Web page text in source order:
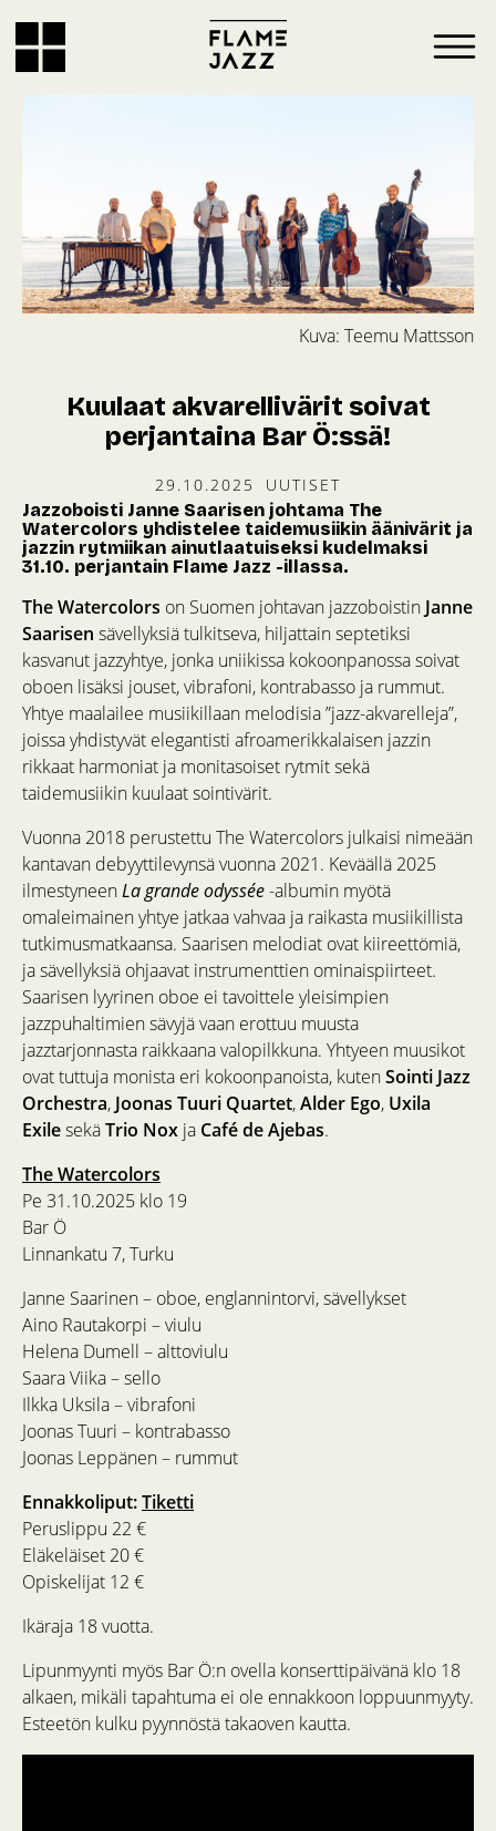
Kuva: Teemu Mattsson
Kuulaat akvarellivärit soivat
perjantaina Bar Ö:ssä!
29.10.2025
UUTISET
Jazzoboisti Janne Saarisen johtama The
Watercolors yhdistelee taidemusiikin äänivärit ja
jazzin rytmiikan ainutlaatuiseksi kudelmaksi
31.10. perjantain Flame Jazz -illassa.
The Watercolors on Suomen johtavan jazzoboistin Janne
Saarisen sävellyksiä tulkitseva, hiljattain septetiksi
kasvanut jazzyhtye, jonka uniikissa kokoonpanossa soivat
oboen lisäksi jouset, vibrafoni, kontrabasso ja rummut.
Yhtye maalailee musiikillaan melodisia ”jazz-akvarelleja”,
joissa yhdistyvät elegantisti afroamerikkalaisen jazzin
rikkaat harmoniat ja monitasoiset rytmit sekä
taidemusiikin kuulaat sointivärit.
Vuonna 2018 perustettu The Watercolors julkaisi nimeään
kantavan debyyttilevynsä vuonna 2021. Keväällä 2025
ilmestyneen La grande odyssée-albumin myötä
omaleimainen yhtye jatkaa vahvaa ja raikasta musiikillista
tutkimusmatkaansa. Saarisen melodiat ovat kiireettömiä,
ja sävellyksiä ohjaavat instrumenttien ominaispiirteet.
Saarisen lyyrinen oboe ei tavoittele yleisimpien
jazzpuhaltimien sävyjä vaan erottuu muusta
jazztarjonnasta raikkaana valopilkkuna. Yhtyeen muusikot
ovat tuttuja monista eri kokoonpanoista, kutenSointi Jazz
Orchestra, Joonas Tuuri Quartet,Alder Ego, Uxila
ExilesekäTrio Nox ja Café de Ajebas.
The Watercolors
Pe 31.10.2025 klo 19
Bar Ö
Linnankatu 7, Turku
Janne Saarinen – oboe, englannintorvi, sävellykset
Aino Rautakorpi – viulu
Helena Dumell – alttoviulu
Saara Viika – sello
Ilkka Uksila – vibrafoni
Joonas Tuuri – kontrabasso
Joonas Leppänen – rummut
Ennakkoliput:Tiketti
Peruslippu 22 €
Eläkeläiset 20 €
Opiskelijat 12 €
Ikäraja 18 vuotta.
Lipunmyynti myös Bar Ö:n ovella konserttipäivänä klo 18
alkaen, mikäli tapahtuma ei ole ennakkoon loppuunmyyty.
Esteetön kulku pyynnöstä takaoven kautta.